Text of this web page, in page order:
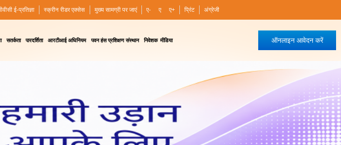
ई-प्रतिज्ञा स्क्रीन रीडर एक्सेस मुख्य सामग्री पर जाएं ए- ए ए+ प्रिंट अंग्रेजी
ऑनलाइन आवेदन करें
सतर्कता पारदर्शिता आरटीआई अधिनियम पवन हंस प्रशिक्षण संस्थान निवेशक मीडिया